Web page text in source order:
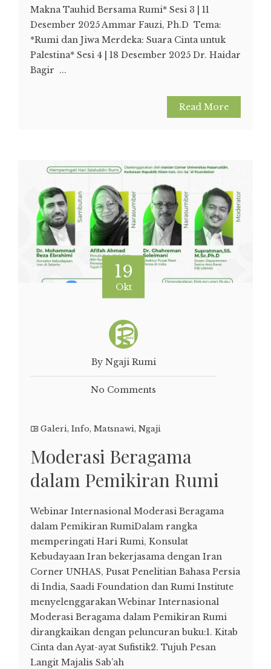
Makna Tauhid Bersama Rumi* Sesi 3 | 11
Desember 2025 Ammar Fauzi, Ph.D Tema:
*Rumi dan Jiwa Merdeka: Suara Cinta untuk
Palestina* Sesi 4 | 18 Desember 2025 Dr. Haidar
Bagir ...
Read More
19
Okt
By Ngaji Rumi
No Comments
Galeri, Info, Matsnawi, Ngaji
Moderasi Beragama
dalam Pemikiran Rumi
Webinar Internasional Moderasi Beragama
dalam Pemikiran RumiDalam rangka
memperingati Hari Rumi, Konsulat
Kebudayaan Iran bekerjasama dengan Iran
Corner UNHAS, Pusat Penelitian Bahasa Persia
di India, Saadi Foundation dan Rumi Institute
menyelenggarakan Webinar Internasional
Moderasi Beragama dalam Pemikiran Rumi
dirangkaikan dengan peluncuran buku:1.⁠ ⁠Kitab
Cinta dan Ayat-ayat Sufistik2.⁠ ⁠Tujuh Pesan
Langit Majalis Sab’ah